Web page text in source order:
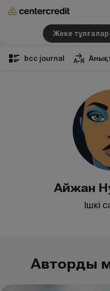
Жеке
bcc journal
Айжан
Ішкі
Автордың